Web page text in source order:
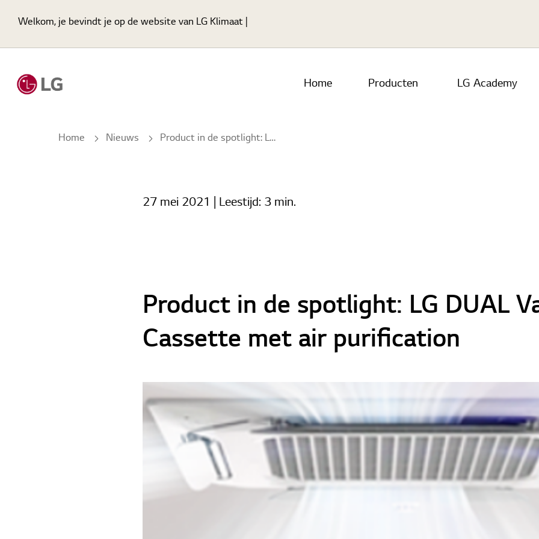
Home Producten LG Academy
Welkom, je bevindt je op de website van LG Klimaat |
Home Nieuws Product in de spotlight: LG DUAL Vane Cassette met air purification
27 mei 2021 | Leestijd: 3 min.
Product in de spotlight: LG DUAL
Cassette met air purification